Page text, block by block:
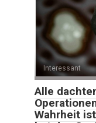
Interessant
Alle
Wahrheit